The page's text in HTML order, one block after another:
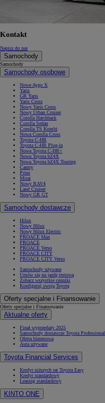
Kontakt
Napisz do nas
Samochody
Samochody
Samochody osobowe
Nowe Aygo X
Yaris
GR Yaris
Yaris Cross
Nowy Yaris Cross
Nowy Urban Cruiser
Corolla Hatchback
Corolla Sedan
Corolla TS Kombi
Nowa Corolla Cross
Toyota C-HR
Toyota C-HR Plug-in
Nowa Toyota C-HR+
Nowa Toyota bZ4X
Nowa Toyota bZ4X Touring
Camry
Prius
Mirai
Nowy RAV4
Land Cruiser
Nowy GR GT
Samochody dostawcze
Hilux
Nowy Hilux
Nowy Hilux Electric
PROACE Max
PROACE
PROACE Verso
PROACE CITY
PROACE CITY Verso
Samochody używane
Umów się na jazdę testową
Zobacz wszystkie cenniki
Konfiguruj swoją Toyotę
Oferty specjalne i Finansowanie
Oferty specjalne i Finansowanie
Aktualne oferty
Finał wyprzedaży 2025
Samochody dostawcze Toyota Professional
Oferta biznesowa
Auta używane
Toyota Financial Services
Kredyt niższych rat Toyota Easy
Kredyt standardowy
Leasing standardowy
KINTO ONE